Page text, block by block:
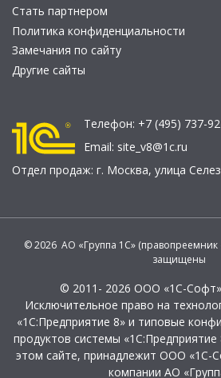
Стать партнером
Политика конфиденциальности
Замечания по сайту
Другие сайты
Телефон: +7 (495) 737-
Email: site_v8@1c.ru
Отдел продаж: г. Москва, улица
© 2026 АО «Группа 1С» (правопреемник
защищены
© 2011- 2026 ООО «1С-
Исключительное право на
«1С:Предприятие 8» и типовые
продуктов системы
этом сайте, принадлежит ООО «1С-
компании АО